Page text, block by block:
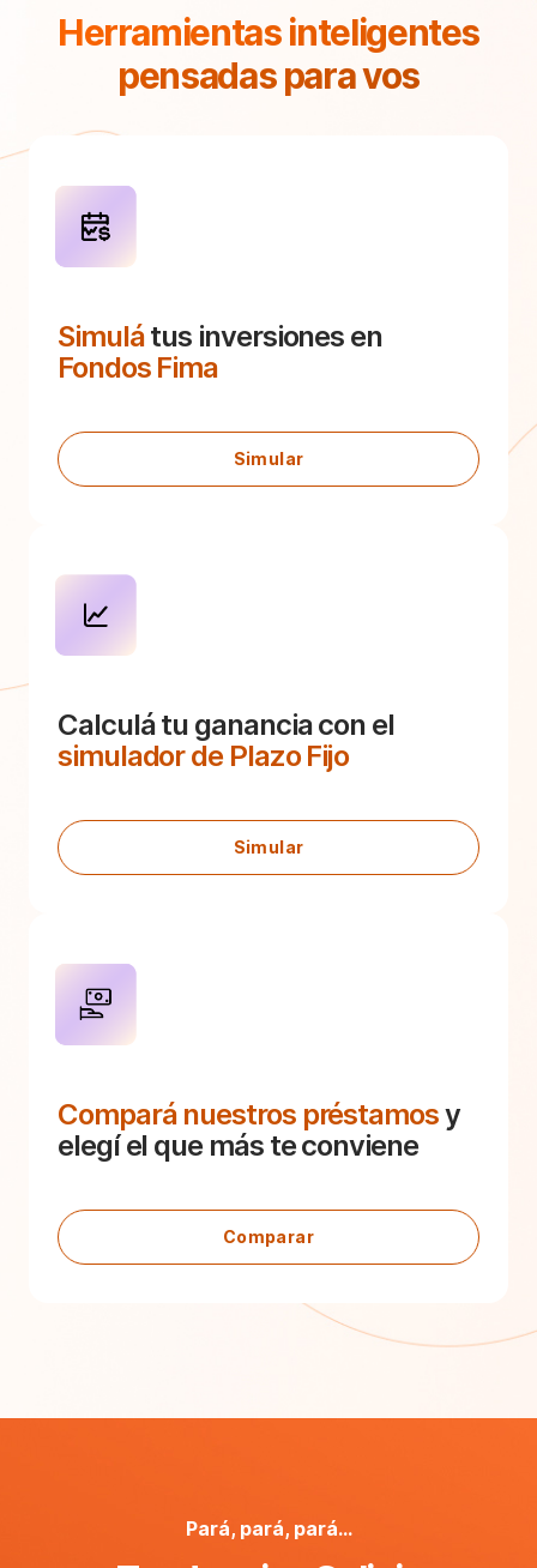
Herramientas inteligentes
pensadas para vos
Simulátus inversiones en
Fondos Fima
Simular
Calculá tu ganancia con el
simulador de Plazo Fijo
Simular
Compará nuestros préstamosy
elegí el que más te conviene
Comparar
Pará, pará, pará...